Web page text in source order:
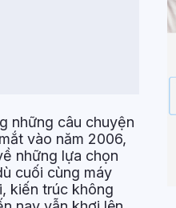
những câu chuyện
vào năm 2006,
những lựa chọn
cuối cùng máy
kiến trúc không